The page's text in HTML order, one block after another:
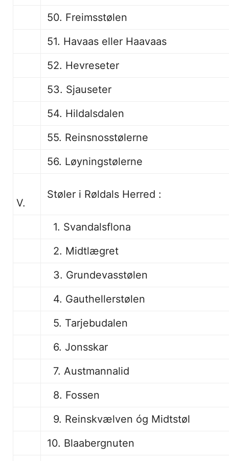
50. Freimsstølen
51. Havaas eller Haavaas
52. Hevreseter
53. Sjauseter
54. Hildalsdalen
55. Reinsnosstølerne
56. Løyningstølerne
V.
Støler i Røldals Herred :
1. Svandalsflona
2. Midtlægret
3. Grundevasstølen
4. Gauthellerstølen
5. Tarjebudalen
6. Jonsskar
7. Austmannalid
8. Fossen
9. Reinskvælven óg Midtstøl
10. Blaabergnuten